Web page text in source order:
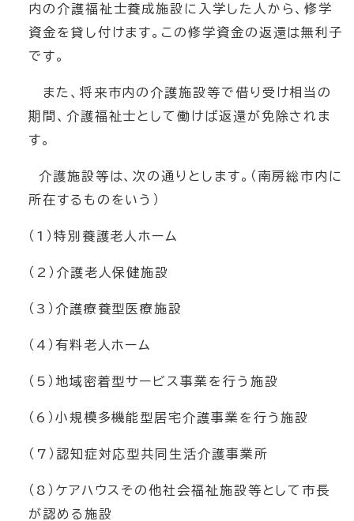
内の介護福祉士養成施設に入学した人から、修学
資金を貸し付けます。この修学資金の返還は無利子
です。
また、将来市内の介護施設等で借り受け相当の
期間、介護福祉士として働けば返還が免除されま
す。
介護施設等は、次の通りとします。（南房総市内に
所在するものをいう）
（1）特別養護老人ホーム
（2）介護老人保健施設
（3）介護療養型医療施設
（4）有料老人ホーム
（5）地域密着型サービス事業を行う施設
（6）小規模多機能型居宅介護事業を行う施設
（7）認知症対応型共同生活介護事業所
（8）ケアハウスその他社会福祉施設等として市長
が認める施設